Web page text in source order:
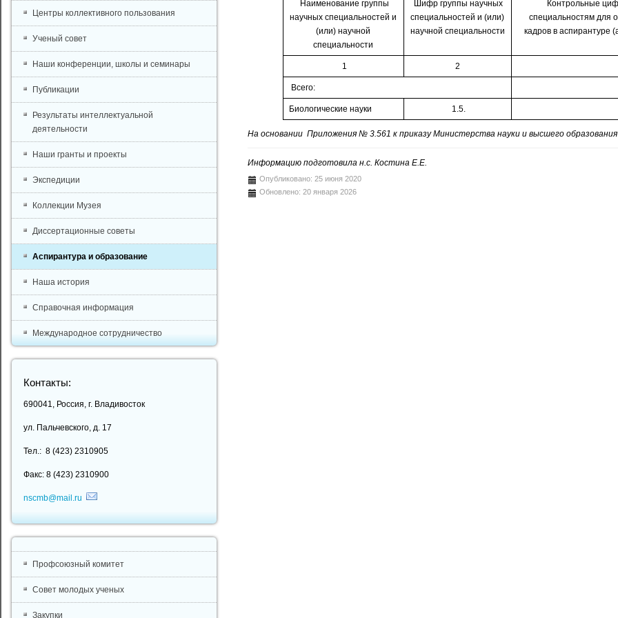
Наименование группы
научных специальностей и
(или) научной
специальности
Шифр группы научных
специальностей и (или)
научной специальности
Контрольные
специальностям для
кадров в аспирантуре
1 2
Всего:
Биологические науки 1.5.
На основании Приложения № 3.561 к приказу Министерства науки и высшего
Информацию подготовила н.с. Костина Е.Е.
Опубликовано: 25 июня 2020
Обновлено: 20 января 2026
Центры коллективного пользования
Ученый совет
Наши конференции, школы и семинары
Публикации
Результаты интеллектуальной
деятельности
Наши гранты и проекты
Экспедиции
Коллекции Музея
Диссертационные советы
Аспирантура и образование
Наша история
Справочная информация
Международное сотрудничество
Контакты:
690041, Россия, г. Владивосток
ул. Пальчевского, д. 17
Тел.: 8 (423) 2310905
Факс: 8 (423) 2310900
nscmb@mail.ru
Профсоюзный комитет
Совет молодых ученых
Закупки